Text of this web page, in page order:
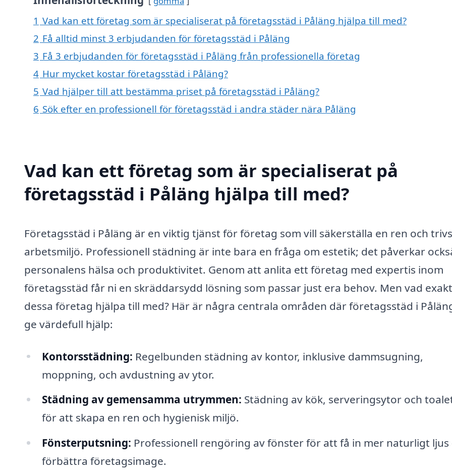
1 Vad kan ett företag som är specialiserat på företagsstäd i Påläng hjälpa till med?
2 Få alltid minst 3 erbjudanden för företagsstäd i Påläng
3 Få 3 erbjudanden för företagsstäd i Påläng från professionella företag
4 Hur mycket kostar företagsstäd i Påläng?
5 Vad hjälper till att bestämma priset på företagsstäd i Påläng?
6 Sök efter en professionell för företagsstäd i andra städer nära Påläng
Vad kan ett företag som är specialiserat på
företagsstäd i Påläng hjälpa till med?
Företagsstäd i Påläng är en viktig tjänst för företag som vill säkerställa en ren och
arbetsmiljö. Professionell städning är inte bara en fråga om estetik; det påverkar
personalens hälsa och produktivitet. Genom att anlita ett företag med expertis inom
företagsstäd får ni en skräddarsydd lösning som passar just era behov. Men vad
dessa företag hjälpa till med? Här är några centrala områden där företagsstäd i
ge värdefull hjälp:
Kontorsstädning: Regelbunden städning av kontor, inklusive dammsugning,
moppning, och avdustning av ytor.
Städning av gemensamma utrymmen: Städning av kök, serveringsytor och
för att skapa en ren och hygienisk miljö.
Fönsterputsning: Professionell rengöring av fönster för att få in mer naturligt ljus
förbättra företagsimage.